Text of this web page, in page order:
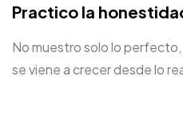
Practico la
No muestro solo lo
se viene a crecer desde lo
Algo
DE